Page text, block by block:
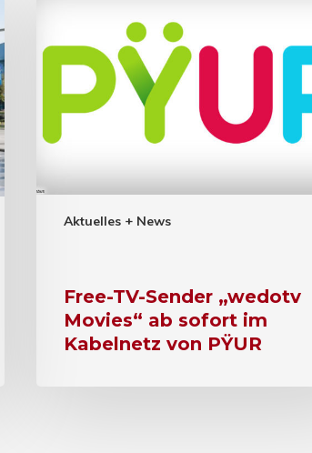
Aktuelles + News
Free-TV-Sender „wedotv
Movies“ ab sofort im
Kabelnetz von PŸUR